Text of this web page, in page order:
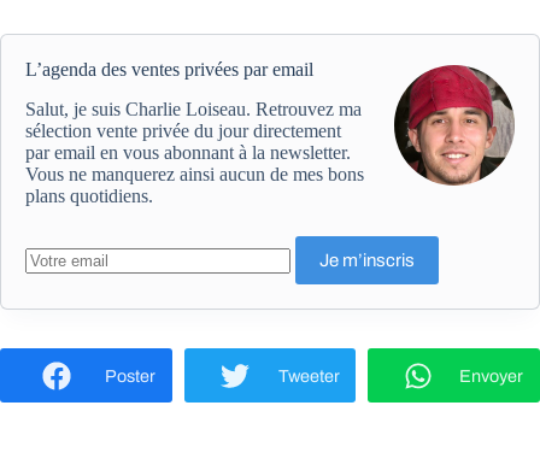
L’agenda des ventes privées par email
Salut, je suis Charlie Loiseau. Retrouvez ma
sélection vente privée du jour directement
par email en vous abonnant à la newsletter.
Vous ne manquerez ainsi aucun de mes bons
plans quotidiens.
Poster Tweeter Envoyer